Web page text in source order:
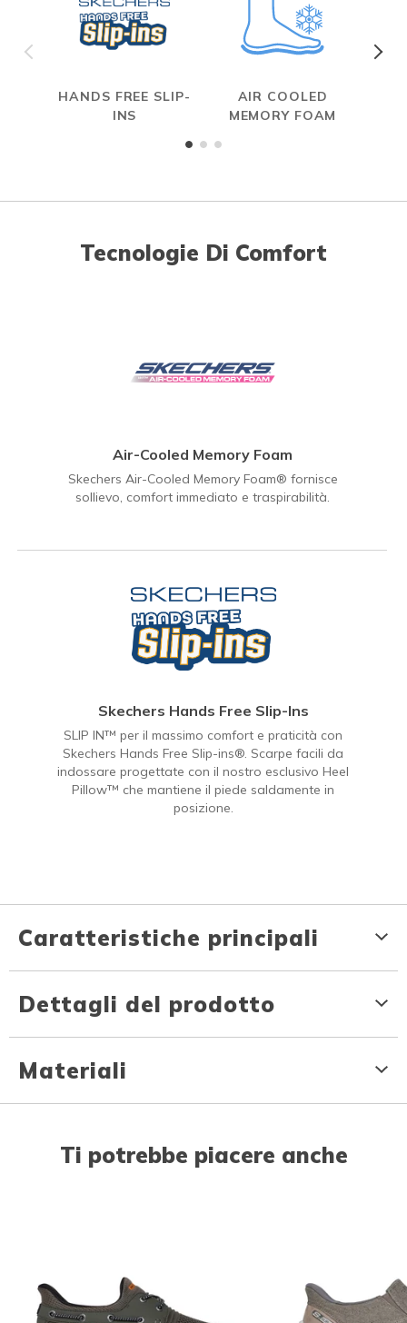
HANDS FREE SLIP-
INS
AIR COOLED
MEMORY FOAM
Tecnologie Di Comfort
Air-Cooled Memory Foam
Skechers Air-Cooled Memory Foam® fornisce
sollievo, comfort immediato e traspirabilità.
Skechers Hands Free Slip-Ins
SLIP IN™ per il massimo comfort e praticità con
Skechers Hands Free Slip-ins®. Scarpe facili da
indossare progettate con il nostro esclusivo Heel
Pillow™ che mantiene il piede saldamente in
posizione.
Caratteristiche principali
Dettagli del prodotto
Materiali
Ti potrebbe piacere anche